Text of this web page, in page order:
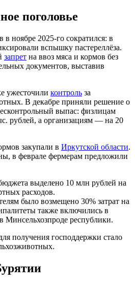
поголовье
ноябре 2025-го сократился: в
вспышку пастереллёза.
запрет на ввоз мяса и кормов без
документов, выставив
ужесточили контроль за
В декабре приняли решение о
выпас: физлицам
рублей, а организациям — на 20
закупали в Иркутской области.
в феврале фермерам предложили
выделено 10 млн рублей на
расходов.
было возмещено 30% затрат на
также включились в
республики.
получения господдержки стало